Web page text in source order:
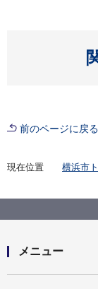
前のページに戻る
現在位置 横浜市
親と子
栄区親
メニュー